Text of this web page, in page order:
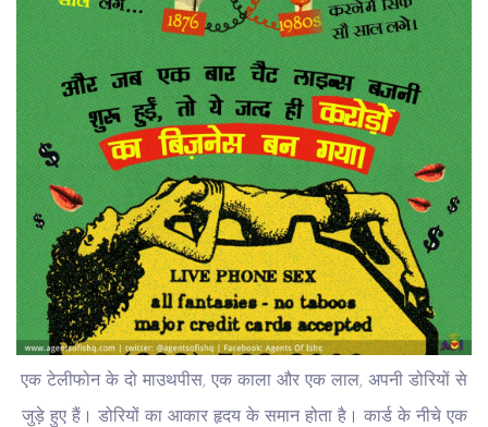
एक टेलीफोन के दो माउथपीस, एक काला और एक लाल, अपनी डोरियों से
जुड़े हुए हैं। डोरियों का आकार हृदय के समान होता है। कार्ड के नीचे एक